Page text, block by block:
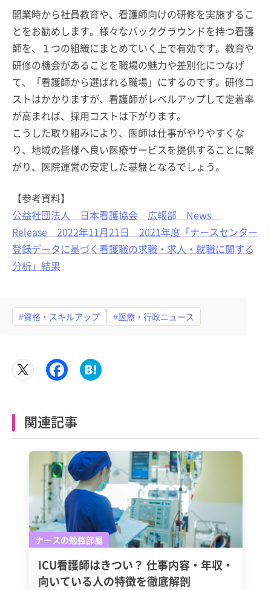
開業時から社員教育や、看護師向けの研修を実施するこ
とをお勧めします。様々なバックグラウンドを持つ看護
師を、１つの組織にまとめていく上で有効です。教育や
研修の機会があることを職場の魅力や差別化につなげ
て、「看護師から選ばれる職場」にするのです。研修コ
ストはかかりますが、看護師がレベルアップして定着率
が高まれば、採用コストは下がります。
こうした取り組みにより、医師は仕事がやりやすくな
り、地域の皆様へ良い医療サービスを提供することに繋
がり、医院運営の安定した基盤となるでしょう。
【参考資料】
公益社団法人 日本看護協会 広報部 News
Release 2022年11月21日 2021年度「ナースセンター
登録データに基づく看護職の求職・求人・就職に関する
分析」結果
#資格・スキルアップ #医療・行政ニュース
関連記事
ナースの勉強部屋
ICU看護師はきつい？ 仕事内容・年収・
向いている人の特徴を徹底解剖